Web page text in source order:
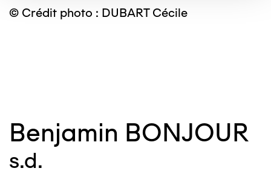
© Crédit photo : DUBART Cécile
Benjamin BONJOUR
s.d.